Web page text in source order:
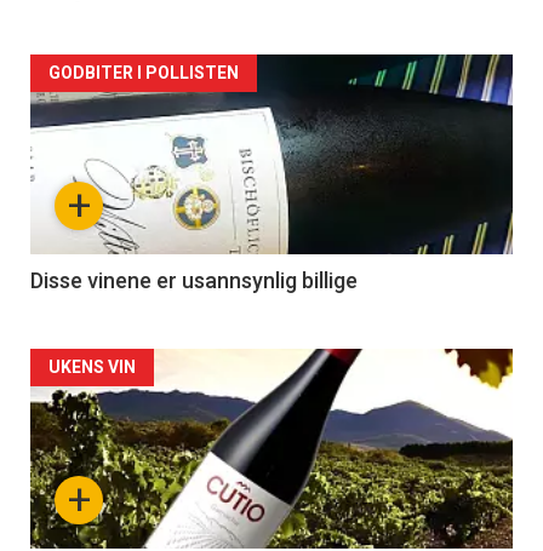
Forsiden
akkurat
nå
3
+
GODBITER I POLLISTEN
Disse vinene er usannsynlig billige
Forsiden
akkurat
nå
-
+
UKENS VIN